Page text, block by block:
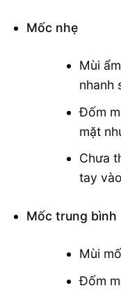
Mốc nhẹ
Mùi
nhanh
Đốm
mặt
Chưa
tay
Mốc trung bình
Mùi
Đốm